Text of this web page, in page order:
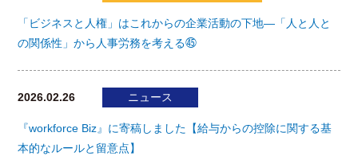
「ビジネスと人権」はこれからの企業活動の下地―「人と人と
の関係性」から人事労務を考える㊺
2026.02.26 ニュース
『workforce Biz』に寄稿しました【給与からの控除に関する基
本的なルールと留意点】